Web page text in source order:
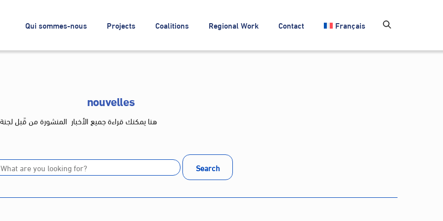
Qui sommes-nous Projects Coalitions Regional Work Contact Français
nouvelles
هنا يمكنك قراءة جميع الأخبار المنشورة من قَبل
Search